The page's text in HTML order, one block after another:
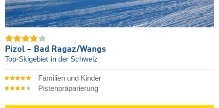
Pizol – Bad Ragaz/​Wangs
Top-Skigebiet in der Schweiz
Familien und Kinder
Pistenpräparierung